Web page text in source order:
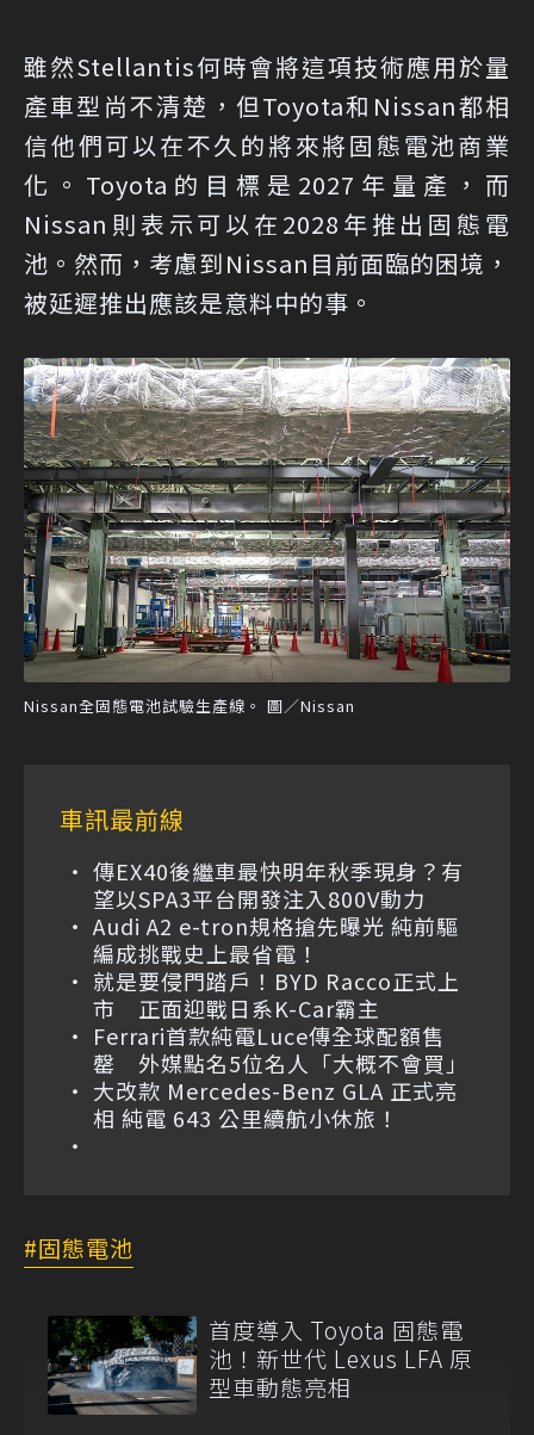
雖然Stellantis何時會將這項技術應用於量
產車型尚不清楚，但Toyota和Nissan都相
信他們可以在不久的將來將固態電池商業
化。Toyota的目標是2027年量產，而
Nissan則表示可以在2028年推出固態電
池。然而，考慮到Nissan目前面臨的困境，
被延遲推出應該是意料中的事。
Nissan全固態電池試驗生產線。 圖／Nissan
車訊最前線
傳EX40後繼車最快明年秋季現身？有
望以SPA3平台開發注入800V動力
Audi A2 e-tron規格搶先曝光 純前驅
編成挑戰史上最省電！
就是要侵門踏戶！BYD Racco正式上
市 正面迎戰日系K-Car霸主
Ferrari首款純電Luce傳全球配額售
罄 外媒點名5位名人「大概不會買」
大改款 Mercedes-Benz GLA 正式亮
相 純電 643 公里續航小休旅！
固態電池
首度導入 Toyota 固態電
池！新世代 Lexus LFA 原
型車動態亮相